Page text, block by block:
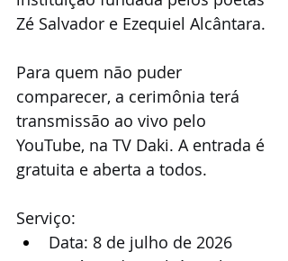
Zé Salvador e Ezequiel Alcântara.
Para quem não puder
comparecer, a cerimônia terá
transmissão ao vivo pelo
YouTube, na TV Daki. A entrada é
gratuita e aberta a todos.
Serviço:
Data: 8 de julho de 2026